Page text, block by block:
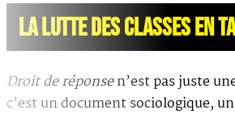
LA LUTTE DES CLASSES EN
Droit de réponsen’est pas juste
c’est un document sociologique,